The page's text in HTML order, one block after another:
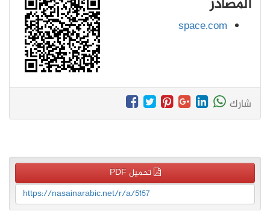
space.com
شارك
تحميل PDF
https://nasainarabic.net/r/a/5157